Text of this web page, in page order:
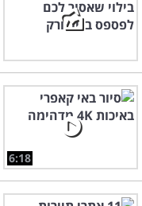
6:18